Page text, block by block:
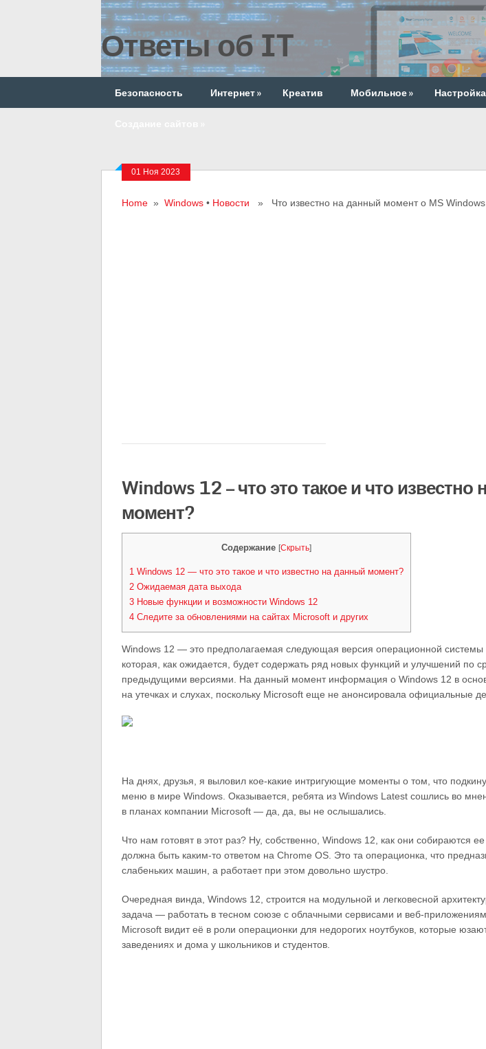
Ответы об IT
Безопасность Интернет» Креатив Мобильное»
01 Ноя 2023
Home» Windows• Новости » Что известно на данный момент о MS
Windows 12 — что это такое и что
момент?
Содержание [Скрыть]
1Windows 12 — что это такое и что известно на данный момент?
2Ожидаемая дата выхода
3Новые функции и возможности Windows 12
4Следите за обновлениями на сайтах Microsoft и других
Windows 12 — это предполагаемая следующая версия операционной системы
которая, как ожидается, будет содержать ряд новых функций и улучшений по
предыдущими версиями. На данный момент информация о Windows 12 в
на утечках и слухах, поскольку Microsoft еще не анонсировала официальные
На днях, друзья, я выловил кое-какие интригующие моменты о том, что
меню в мире Windows. Оказывается, ребята из Windows Latest сошлись во
в планах компании Microsoft — да, да, вы не ослышались.
Что нам готовят в этот раз? Ну, собственно, Windows 12, как они собираются
должна быть каким-то ответом на Chrome OS. Это та операционка, что
слабеньких машин, а работает при этом довольно шустро.
Очередная винда, Windows 12, строится на модульной и легковесной
задача — работать в тесном союзе с облачными сервисами и веб-
Microsoft видит её в роли операционки для недорогих ноутбуков, которые
заведениях и дома у школьников и студентов.